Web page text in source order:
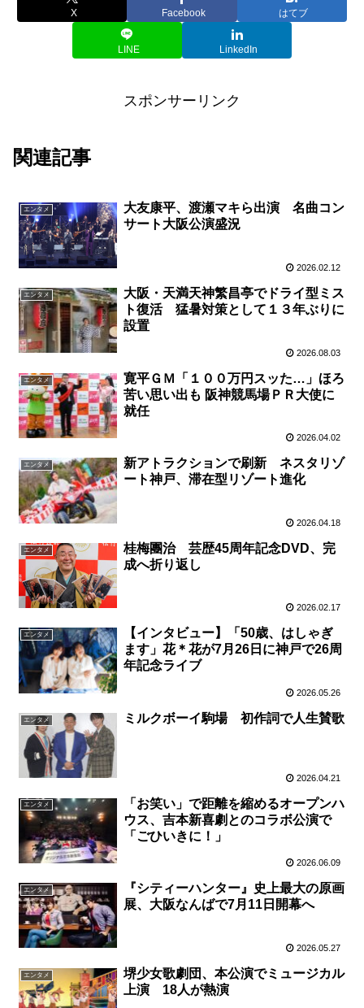
X Facebook はてブ
LINE LinkedIn
スポンサーリンク
関連記事
エンタメ
大友康平、渡瀬マキら出演 名曲コン
サート大阪公演盛況
2026.02.12
エンタメ
大阪・天満天神繁昌亭でドライ型ミス
ト復活 猛暑対策として１３年ぶりに
設置
2026.08.03
エンタメ
寛平ＧＭ「１００万円スッた…」ほろ
苦い思い出も 阪神競馬場ＰＲ大使に
就任
2026.04.02
エンタメ
新アトラクションで刷新 ネスタリゾ
ート神戸、滞在型リゾート進化
2026.04.18
エンタメ
桂梅團治 芸歴45周年記念DVD、完
成へ折り返し
2026.02.17
エンタメ
【インタビュー】「50歳、はしゃぎ
ます」花＊花が7月26日に神戸で26周
年記念ライブ
2026.05.26
エンタメ ミルクボーイ駒場 初作詞で人生賛歌
2026.04.21
エンタメ
「お笑い」で距離を縮めるオープンハ
ウス、吉本新喜劇とのコラボ公演で
「ごひいきに！」
2026.06.09
エンタメ
『シティーハンター』史上最大の原画
展、大阪なんばで7月11日開幕へ
2026.05.27
エンタメ
堺少女歌劇団、本公演でミュージカル
上演 18人が熱演